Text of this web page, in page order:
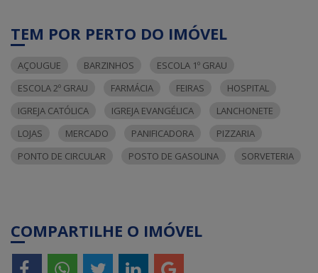
TEM POR PERTO DO IMÓVEL
AÇOUGUE BARZINHOS
ESCOLA 1º GRAU
ESCOLA 2º GRAU
FARMÁCIA FEIRAS
HOSPITAL
IGREJA CATÓLICA
IGREJA EVANGÉLICA
LANCHONETE
LOJAS
MERCADO PANIFICADORA
PIZZARIA
PONTO DE CIRCULAR
POSTO DE GASOLINA SORVETERIA
COMPARTILHE O IMÓVEL